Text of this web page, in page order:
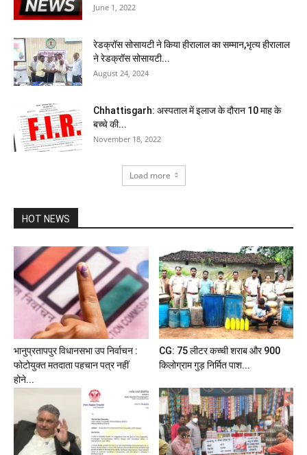
June 1, 2022
रेडक्रॉस सोसायटी ने किया हीरालाल का सम्मान,भृत्य हीरालाल
ने रेडक्रॉस सोसायटी...
August 24, 2024
Chhattisgarh: अस्पताल में इलाज के दौरान 10 माह के
बच्चे की...
November 18, 2022
Load more
HOT NEWS
भानुप्रतापपुर विधानसभा उप निर्वाचन :
फोटोयुक्त मतदाता पहचान पत्र नहीं
होने...
CG: 75 लीटर कच्ची शराब और 900
किलोग्राम गुड़ निर्मित पाश...